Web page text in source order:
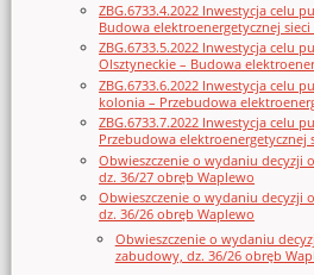
ZBG.6733.4.2022 Inwestycja celu
Budowa elektroenergetycznej sieci
ZBG.6733.5.2022 Inwestycja celu
Olsztyneckie – Budowa
ZBG.6733.6.2022 Inwestycja celu
kolonia – Przebudowa
ZBG.6733.7.2022 Inwestycja celu
Przebudowa elektroenergetycznej
Obwieszczenie o wydaniu decyzji
dz. 36/27 obręb Waplewo
Obwieszczenie o wydaniu decyzji
dz. 36/26 obręb Waplewo
Obwieszczenie o wydaniu
zabudowy, dz. 36/26 obręb